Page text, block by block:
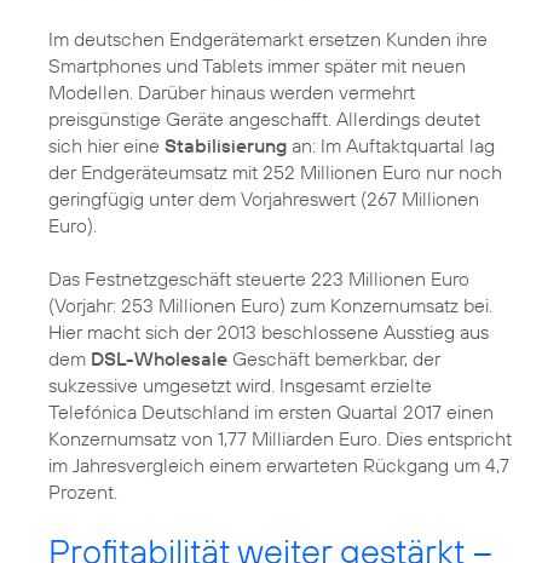
Im deutschen Endgerätemarkt ersetzen Kunden ihre
Smartphones und Tablets immer später mit neuen
Modellen. Darüber hinaus werden vermehrt
preisgünstige Geräte angeschafft. Allerdings deutet
sich hier eine Stabilisierung an: Im Auftaktquartal lag
der Endgeräteumsatz mit 252 Millionen Euro nur noch
geringfügig unter dem Vorjahreswert (267 Millionen
Euro).
Das Festnetzgeschäft steuerte 223 Millionen Euro
(Vorjahr: 253 Millionen Euro) zum Konzernumsatz bei.
Hier macht sich der 2013 beschlossene Ausstieg aus
dem DSL-Wholesale Geschäft bemerkbar, der
sukzessive umgesetzt wird. Insgesamt erzielte
Telefónica Deutschland im ersten Quartal 2017 einen
Konzernumsatz von 1,77 Milliarden Euro. Dies entspricht
im Jahresvergleich einem erwarteten Rückgang um 4,7
Prozent.
Profitabilität weiter gestärkt –